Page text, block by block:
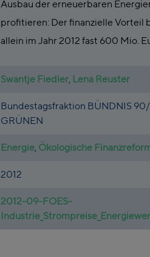
Ausbau der erneuerbaren
profitieren: Der finanzielle Vorteil
allein im Jahr 2012 fast 600 Mio.
Swantje Fiedler, Lena Reuster
Bundestagsfraktion BÜNDNIS
GRÜNEN
Energie, Ökologische
2012
2012-09-FOES-